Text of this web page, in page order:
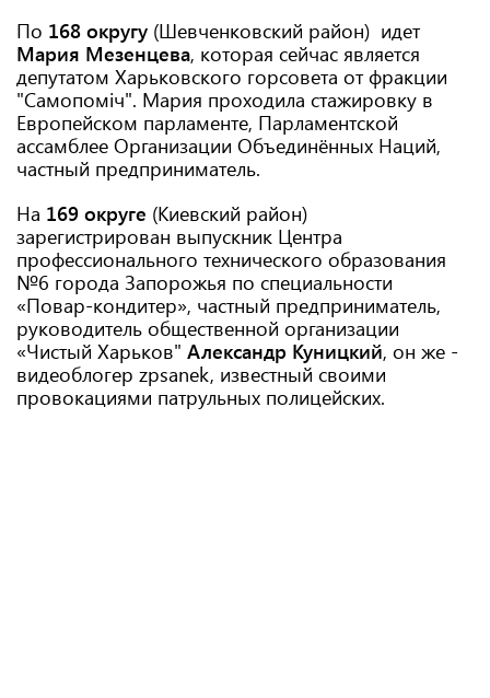
По 168 округу (Шевченковский район) идет
Мария Мезенцева, которая сейчас является
депутатом Харьковского горсовета от фракции
"Самопоміч". Мария проходила стажировку в
Европейском парламенте, Парламентской
ассамблее Организации Объединённых Наций,
частный предприниматель.
На 169 округе (Киевский район)
зарегистрирован выпускник Центра
профессионального технического образования
№6 города Запорожья по специальности
«Повар-кондитер», частный предприниматель,
руководитель общественной организации
«Чистый Харьков" Александр Куницкий, он же -
видеоблогер zpsanek, известный своими
провокациями патрульных полицейских.